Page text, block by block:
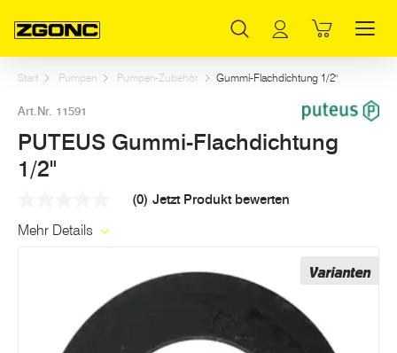
Start Pumpen Pumpen-Zubehör Gummi-Flachdichtung 1/2"
Art.Nr. 11591
PUTEUS Gummi-Flachdichtung
1/2"
Link
(0) Jetzt Produkt bewerten
Mehr Details
Varianten